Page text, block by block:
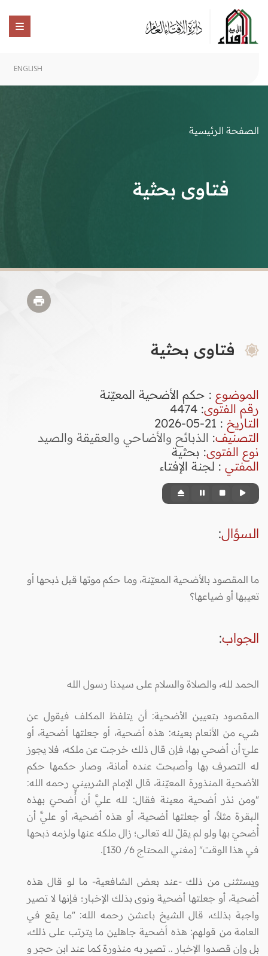
ENGLISH
الصفحة الرئيسية
فتاوى بحثية
فتاوى بحثية
الموضوع : حكم الأضحية المعيّنة
رقم الفتوى:
4474
التاريخ : 21-05-2026
التصنيف: الذبائح والأضاحي والعقيقة والصيد
نوع الفتوى: بحثية
المفتي : لجنة الإفتاء
السؤال:
ما المقصود بالأضحية المعيّنة، وما حكم موتها قبل ذبحها أو
تعيبها أو ضياعها؟
الجواب:
الحمد لله، والصلاة والسلام على سيدنا رسول الله
المقصود بتعيين الأضحية: أن يتلفظ المكلف فيقول عن
شيء من الأنعام بعينه: هذه أضحية، أو جعلتها أضحية، أو
عليّ أن أضحي بها، فإن قال ذلك خرجت عن ملكه، فلا يجوز
له التصرف بها وأصبحت عنده أمانة، وصار حكمها حكم
الأضحية المنذورة المعيّنة، قال الإمام الشربيني رحمه الله:
"ومن نذر أضحية معينة فقال: لله عليَّ أن أُضحيَ بهذه
البقرة مثلاً، أو جعلتها أضحية، أو هذه أضحية، أو عليَّ أن
أُضحيَ بها ولو لم يقلْ لله تعالى؛ زال ملكه عنها ولزمه ذبحها
في هذا الوقت" [مغني المحتاج 6/ 130].
ويستثنى من ذلك -عند بعض الشافعية- ما لو قال هذه
أضحية، أو جعلتها أضحية ونوى بذلك الإخبار؛ فإنها لا تصير
واجبة بذلك، قال الشيخ باعشن رحمه الله: "ما يقع في
العامة من قولهم: هذه أضحية جاهلين ما يترتب على ذلك،
بل وإن قصدوا الإخبار .. تصير به منذورة كما عند ابن حجر و